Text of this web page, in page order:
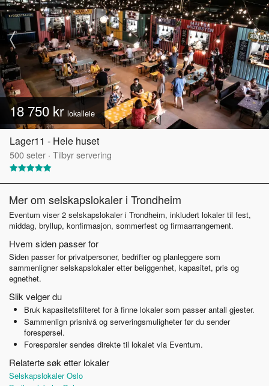
18 750 kr lokalleie
Lager11 - Hele huset
500seter · Tilbyr servering
Mer om selskapslokaler i Trondheim
Eventum viser 2 selskapslokaler i Trondheim, inkludert lokaler til fest,
middag, bryllup, konfirmasjon, sommerfest og firmaarrangement.
Hvem siden passer for
Siden passer for privatpersoner, bedrifter og planleggere som
sammenligner selskapslokaler etter beliggenhet, kapasitet, pris og
egnethet.
Slik velger du
Bruk kapasitetsfilteret for å finne lokaler som passer antall gjester.
Sammenlign prisnivå og serveringsmuligheter før du sender
forespørsel.
Forespørsler sendes direkte til lokalet via Eventum.
Relaterte søk etter lokaler
Selskapslokaler Oslo